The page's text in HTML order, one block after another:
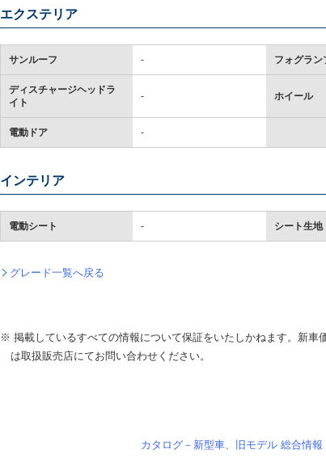
エクステリア
サンルーフ - フォグラン
ディスチャージヘッドラ
イト
- ホイール
電動ドア -
インテリア
電動シート - シート生地
グレード一覧へ戻る
※ 掲載しているすべての情報について保証をいたしかねます。新車
は取扱販売店にてお問い合わせください。
カタログ－新型車、旧モデル 総合情報